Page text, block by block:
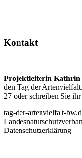
Kontakt
Projektleiterin Kathrin
den Tag der
27 oder schreiben Sie
tag-der-artenvielfalt-
Datenschutzerklärung